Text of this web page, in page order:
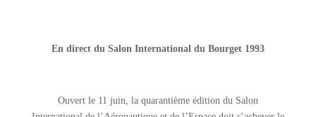
En direct du Salon International du Bourget 1993
Ouvert le 11 juin, la quarantième édition du Salon